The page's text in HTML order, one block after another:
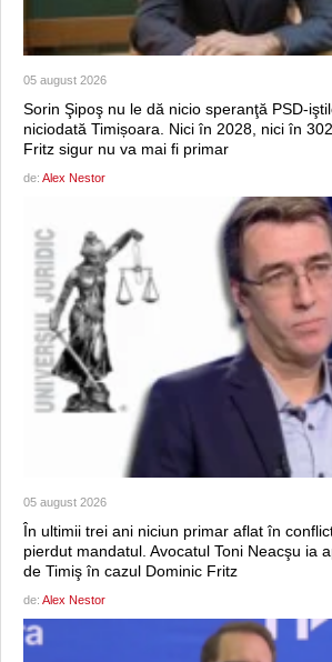
05 august 2026
Sorin Şipoş nu le dă nicio speranţă PSD-
niciodată Timișoara. Nici în 2028, nici în
Fritz sigur nu va mai fi primar
de: Alex Nestor
05 august 2026
În ultimii trei ani niciun primar aflat în
pierdut mandatul. Avocatul Toni Neacşu ia
de Timiş în cazul Dominic Fritz
de: Alex Nestor